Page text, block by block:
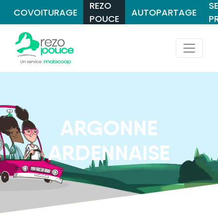
COVOITURAGE
REZO
POUCE
AUTOPARTAGE
ARGONNE
ARDENNAISE